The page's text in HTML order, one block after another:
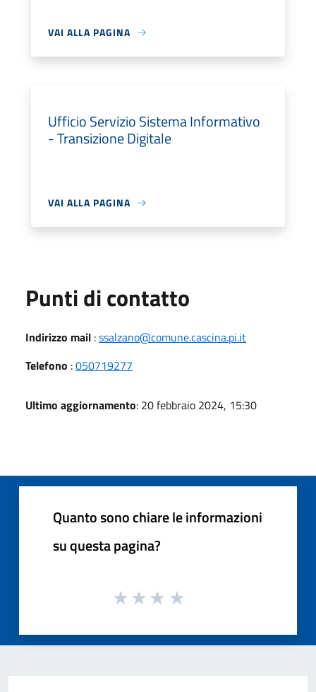
VAI ALLA PAGINA
Ufficio Servizio Sistema Informativo
- Transizione Digitale
VAI ALLA PAGINA
Punti di contatto
Indirizzo mail :ssalzano@comune.cascina.pi.it
Telefono :050719277
Ultimo aggiornamento: 20 febbraio 2024, 15:30
Quanto sono chiare le informazioni
su questa pagina?